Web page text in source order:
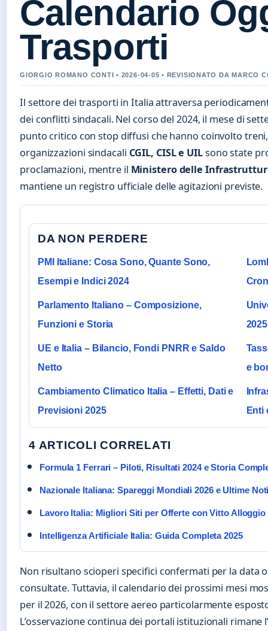
Calendario
Trasporti
GIORGIO ROMANO CONTI • 2026-04-05 • REVISIONATO DA MARCO
Il settore dei trasporti in Italia attraversa
dei conflitti sindacali. Nel corso del 2024, il mese di
punto critico con stop diffusi che hanno coinvolto
organizzazioni sindacali CGIL, CISL e UILsono state
proclamazioni, mentre il Ministero delle
mantiene un registro ufficiale delle agitazioni previste.
DA NON PERDERE
PMI Italiane: Cosa Sono, Quante Sono,
Esempi e Indici 2024
Parlamento Italiano – Composizione,
Funzioni e Storia
2025
UE e Italia – Bilancio, Fondi PNRR e Saldo
Netto
e
Cambiamento Climatico Italia – Effetti, Dati e
Previsioni 2025
Enti
4 ARTICOLI CORRELATI
Formula 1 Ferrari – Piloti, Risultati 2024 e Storia
Nazionale Italiana: Spareggi Mondiali 2026 e Ultime
Lavoro Italia: Migliori Siti per Offerte con Vitto Alloggio
Intelligenza Artificiale Italia: Guida Completa 2025
Non risultano scioperi specifici confermati per la data
consultate. Tuttavia, il calendario dei prossimi mesi
per il 2026, con il settore aereo particolarmente
L’osservazione continua dei portali istituzionali rimane